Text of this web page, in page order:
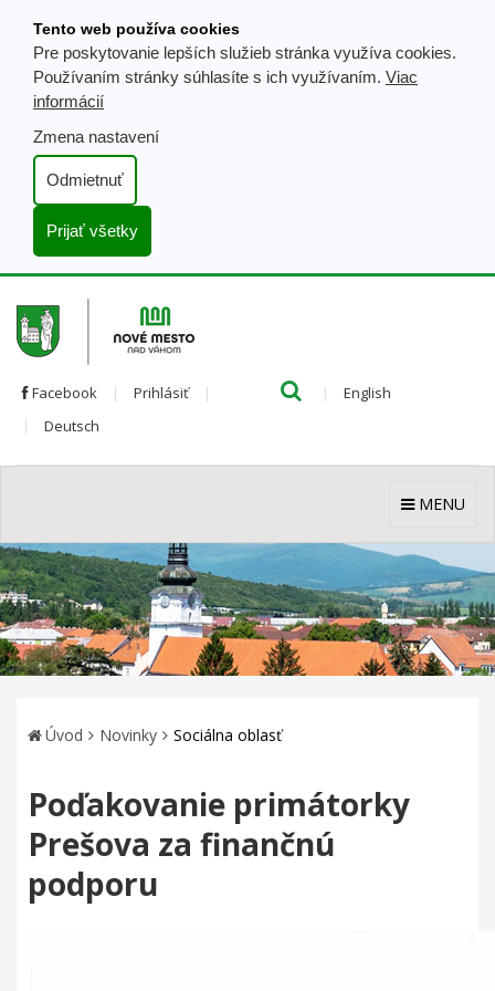
obsahu
Tento web používa cookies
Pre poskytovanie lepších služieb stránka využíva cookies.
Používaním stránky súhlasíte s ich využívaním. Viac
informácií
Zmena nastavení
Odmietnuť
Prijať všetky
Facebook Prihlásiť English
Deutsch
MENU
Úvod Novinky Sociálna oblasť
Poďakovanie primátorky
Prešova za finančnú
podporu